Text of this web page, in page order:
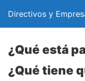
Directivos y
¿Qué está
¿Qué tiene